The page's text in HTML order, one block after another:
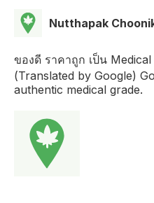
Nutthapak
ของดี ราคาถูก เป็น
(Translated by Google)
authentic medical grade.